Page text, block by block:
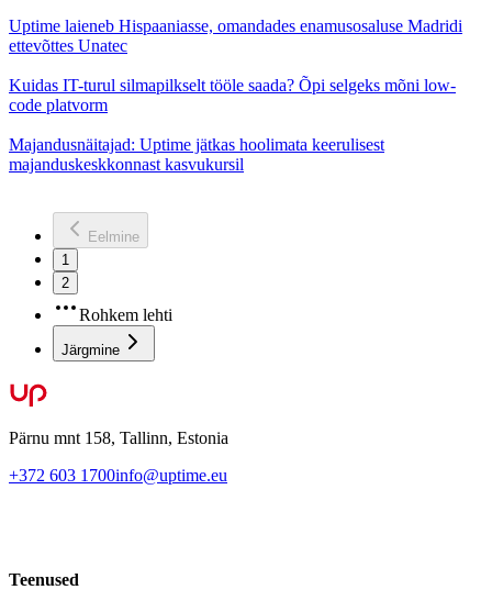
Uptime laieneb Hispaaniasse, omandades enamusosaluse Madridi
ettevõttes Unatec
Kuidas IT-turul silmapilkselt tööle saada? Õpi selgeks mõni low-
code platvorm
Majandusnäitajad: Uptime jätkas hoolimata keerulisest
majanduskeskkonnast kasvukursil
Eelmine
1
2
Rohkem lehti
Järgmine
Pärnu mnt 158, Tallinn, Estonia
+372 603 1700info@uptime.eu
Teenused